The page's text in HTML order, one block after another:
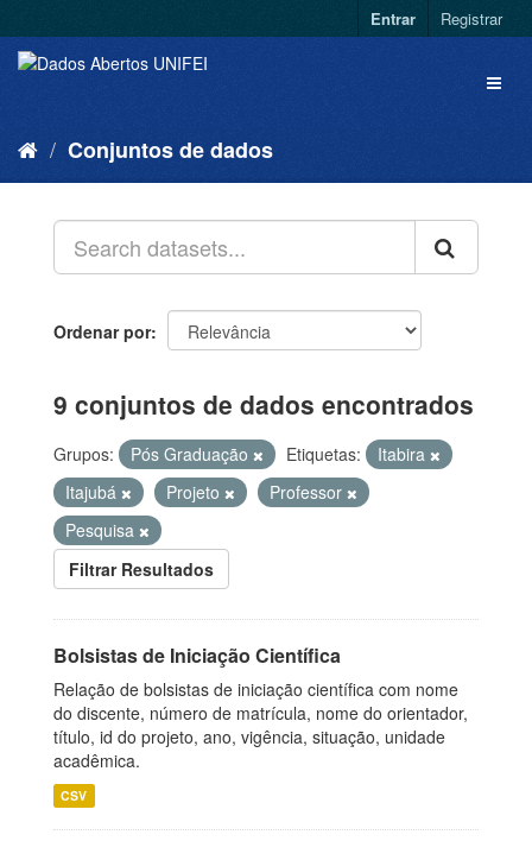
Entrar Registrar
Conjuntos de dados
Ordenar por
9 conjuntos de dados encontrados
Grupos: Pós Graduação Etiquetas:
Itabira
Itajubá
Projeto
Professor
Pesquisa
Filtrar Resultados
Bolsistas de Iniciação Científica
Relação de bolsistas de iniciação científica com nome
do discente, número de matrícula, nome do orientador,
título, id do projeto, ano, vigência, situação, unidade
acadêmica.
CSV